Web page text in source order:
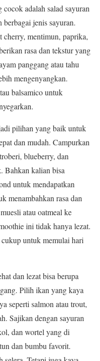
adalah salad sayuran
berbagai jenis sayuran.
cherry, mentimun, paprika,
rasa dan tekstur yang
panggang atau tahu
mengenyangkan.
balsamico untuk
pilihan yang baik untuk
dan mudah. Campurkan
blueberry, dan
Bahkan kalian bisa
untuk mendapatkan
menambahkan rasa dan
atau oatmeal ke
ini tidak hanya lezat.
untuk memulai hari
dan lezat bisa berupa
Pilih ikan yang kaya
seperti salmon atau trout,
Sajikan dengan sayuran
dan wortel yang di
dan bumbu favorit.